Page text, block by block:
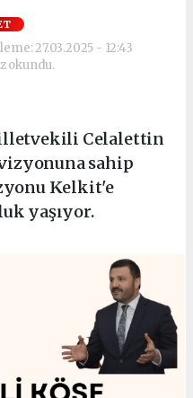
27.03.2025 - 12:43
okundu.
Celalettin
sahip
Kelkit'e
yaşıyor.